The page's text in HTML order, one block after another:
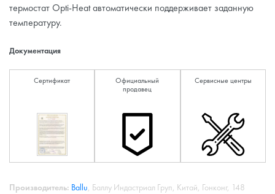
термостат Opti-Heat автоматически поддерживает заданную
температуру.
Документация
Сертификат
Официальный
продавец
Сервисные центры
Производитель: Ballu , Баллу Индастриал Груп, Китай, Гонконг, 148